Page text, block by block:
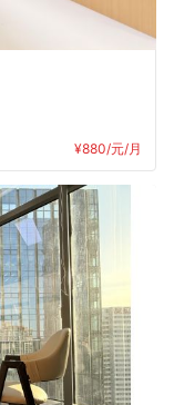
¥880/元/月